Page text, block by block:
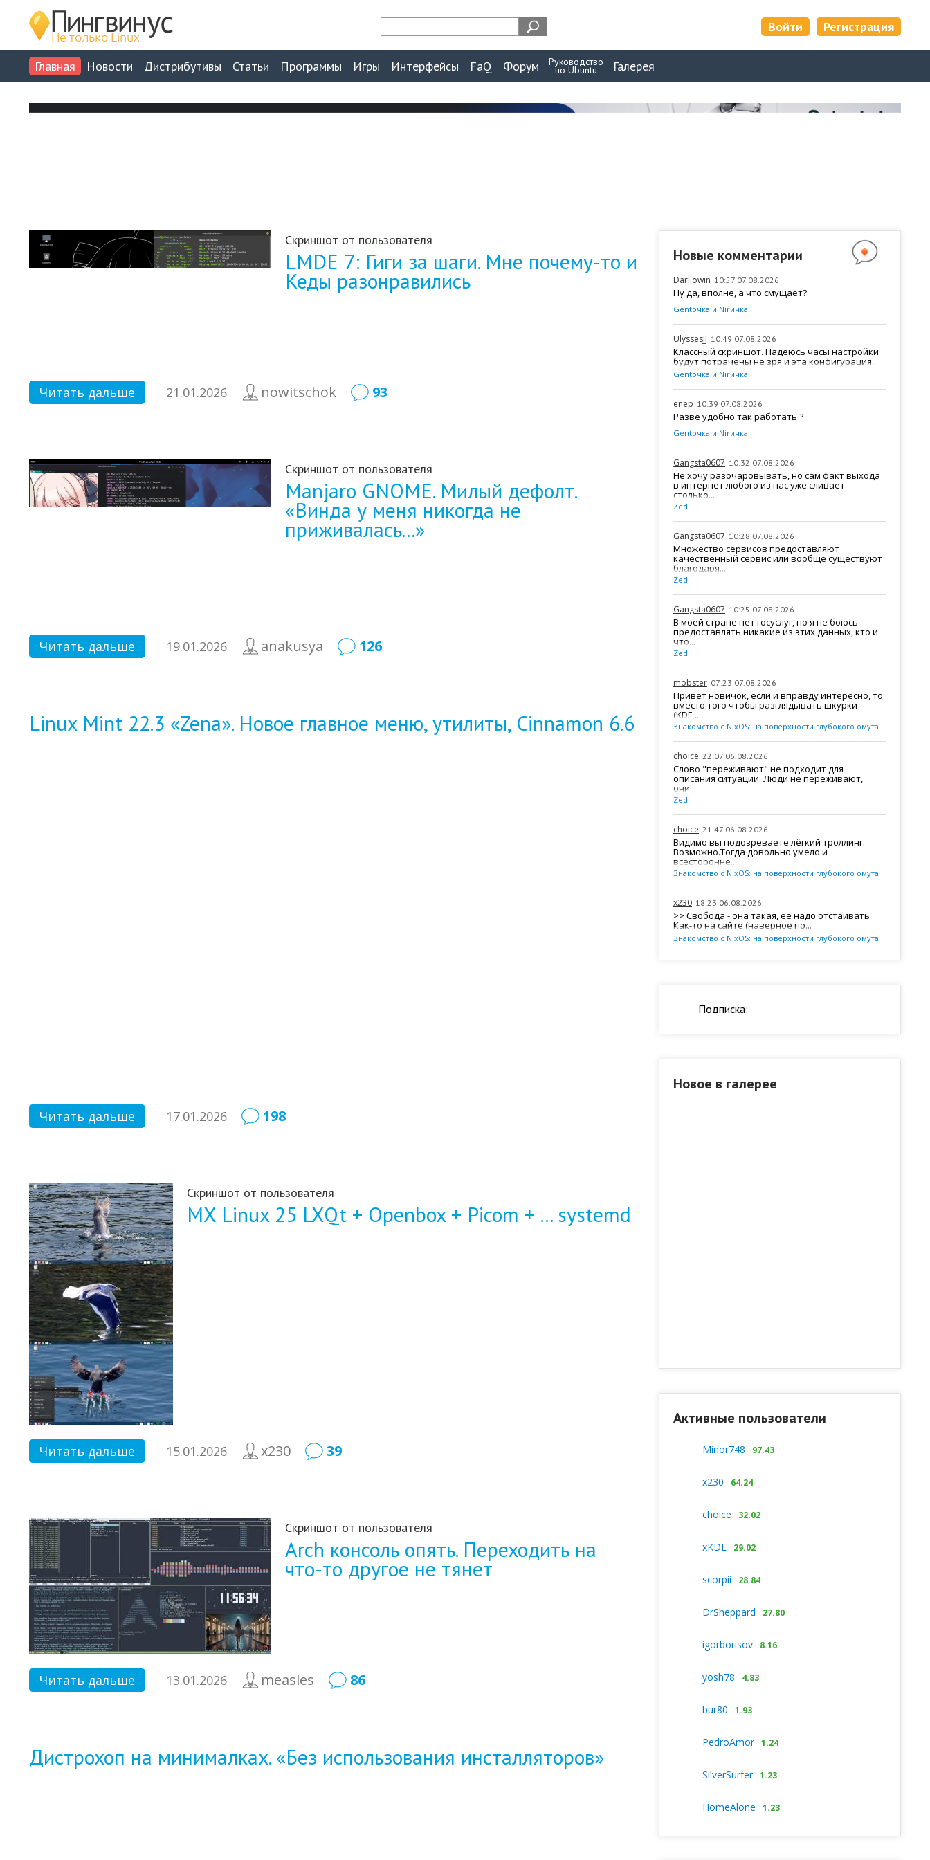
Войти Регистрация
Главная Новости Дистрибутивы Статьи Программы Игры Интерфейсы FaQ Форум Руководство
по Ubuntu Галерея
Скриншот от пользователя
LMDE 7: Гиги за шаги. Мне почему-то и
Кеды разонравились
Читать дальше 21.01.2026 nowitschok 93
Скриншот от пользователя
Manjaro GNOME. Милый дефолт.
«Винда у меня никогда не
приживалась...»
Читать дальше 19.01.2026 anakusya 126
Linux Mint 22.3 «Zena». Новое главное меню, утилиты, Cinnamon 6.6
Читать дальше 17.01.2026 198
Скриншот от пользователя
MX Linux 25 LXQt + Openbox + Picom + ... systemd
Читать дальше 15.01.2026 x230 39
Скриншот от пользователя
Arch консоль опять. Переходить на
что-то другое не тянет
Читать дальше 13.01.2026 measles 86
Дистрохоп на минималках. «Без использования инсталляторов»
Новые комментарии
Darllowin 10:57 07.08.2026
Ну да, вполне, а что смущает?
Gentочка и Nirичка
UlyssesJJ 10:49 07.08.2026
Классный скриншот. Надеюсь часы настройки
будут потрачены не зря и эта конфигурация...
Gentочка и Nirичка
enep 10:39 07.08.2026
Разве удобно так работать ?
Gentочка и Nirичка
Gangsta0607 10:32 07.08.2026
Не хочу разочаровывать, но сам факт выхода
в интернет любого из нас уже сливает
столько...
Zed
Gangsta0607 10:28 07.08.2026
Множество сервисов предоставляют
качественный сервис или вообще существуют
благодаря...
Zed
Gangsta0607 10:25 07.08.2026
В моей стране нет госуслуг, но я не боюсь
предоставлять никакие из этих данных, кто и
что...
Zed
mobster 07:23 07.08.2026
Привет новичок, если и вправду интересно, то
вместо того чтобы разглядывать шкурки
(KDE,...
Знакомство с NixOS: на поверхности глубокого омута
choice 22:07 06.08.2026
Слово "переживают" не подходит для
описания ситуации. Люди не переживают,
они...
Zed
choice 21:47 06.08.2026
Видимо вы подозреваете лёгкий троллинг.
Возможно.Тогда довольно умело и
всесторонне...
Знакомство с NixOS: на поверхности глубокого омута
x230 18:23 06.08.2026
>> Свобода - она такая, её надо отстаивать
Как-то на сайте (наверное по...
Знакомство с NixOS: на поверхности глубокого омута
Подписка:
Новое в галерее
Активные пользователи
Minor748 97.43
x230 64.24
choice 32.02
xKDE 29.02
scorpii 28.84
DrSheppard 27.80
igorborisov 8.16
yosh78 4.83
bur80 1.93
PedroAmor 1.24
SilverSurfer 1.23
HomeAlone 1.23